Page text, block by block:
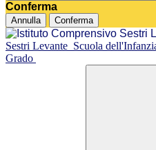
Conferma
Annulla Conferma
Sestri Levante Scuola
Grado